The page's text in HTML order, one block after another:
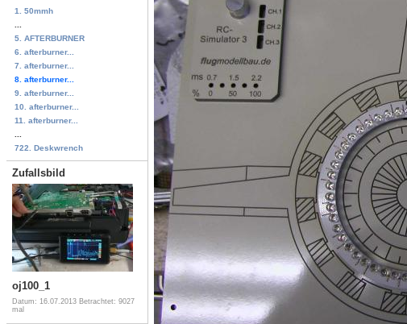
1. 50mmh
5. AFTERBURNER
6. afterburner...
7. afterburner...
8. afterburner...
9. afterburner...
10. afterburner...
11. afterburner...
722. Deskwrench
Zufallsbild
oj100_1
Datum: 16.07.2013 Betrachtet: 9027
mal